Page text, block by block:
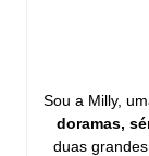
Sou a Milly,
doramas,
duas